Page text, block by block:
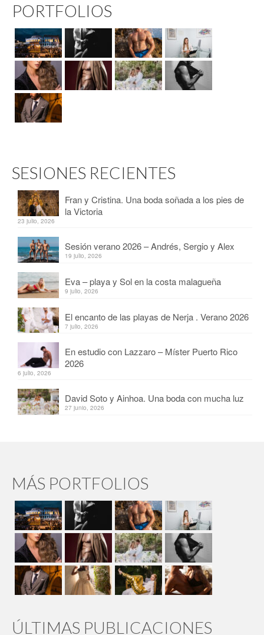
PORTFOLIOS
SESIONES RECIENTES
Fran y Cristina. Una boda soñada a los pies de
la Victoria
23 julio, 2026
Sesión verano 2026 – Andrés, Sergio y Alex
19 julio, 2026
Eva – playa y Sol en la costa malagueña
9 julio, 2026
El encanto de las playas de Nerja . Verano 2026
7 julio, 2026
En estudio con Lazzaro – Míster Puerto Rico
2026
6 julio, 2026
David Soto y Ainhoa. Una boda con mucha luz
27 junio, 2026
MÁS PORTFOLIOS
ÚLTIMAS PUBLICACIONES